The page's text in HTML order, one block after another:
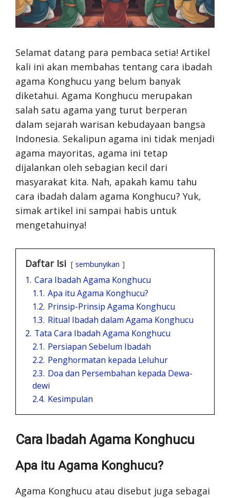
Selamat datang para pembaca setia! Artikel
kali ini akan membahas tentang cara ibadah
agama Konghucu yang belum banyak
diketahui. Agama Konghucu merupakan
salah satu agama yang turut berperan
dalam sejarah warisan kebudayaan bangsa
Indonesia. Sekalipun agama ini tidak menjadi
agama mayoritas, agama ini tetap
dijalankan oleh sebagian kecil dari
masyarakat kita. Nah, apakah kamu tahu
cara ibadah dalam agama Konghucu? Yuk,
simak artikel ini sampai habis untuk
mengetahuinya!
Daftar Isi sembunyikan
1. Cara Ibadah Agama Konghucu
1.1. Apa itu Agama Konghucu?
1.2. Prinsip-Prinsip Agama Konghucu
1.3. Ritual Ibadah dalam Agama Konghucu
2. Tata Cara Ibadah Agama Konghucu
2.1. Persiapan Sebelum Ibadah
2.2. Penghormatan kepada Leluhur
2.3. Doa dan Persembahan kepada Dewa-
dewi
2.4. Kesimpulan
Cara Ibadah Agama Konghucu
Apa itu Agama Konghucu?
Agama Konghucu atau disebut juga sebagai